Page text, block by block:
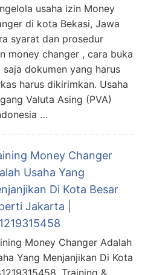
usaha izin Money
di kota Bekasi, Jawa
syarat dan prosedur
money changer , cara buka
dokumen yang harus
harus dikirimkan. Usaha
Valuta Asing (PVA)
…
Money Changer
Usaha Yang
Di Kota Besar
Jakarta |
Money Changer Adalah
Yang Menjanjikan Di Kota
Training &